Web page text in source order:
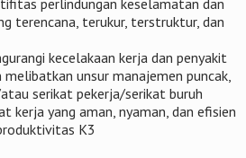
terencana, terukur, terstruktur, dan
kecelakaan kerja dan penyakit
unsur manajemen puncak,
serikat pekerja/serikat buruh
kerja yang aman, nyaman, dan efisien
K3